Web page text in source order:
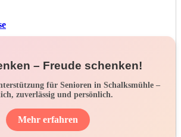
– Freude schenken!
für Senioren in Schalksmühle –
zuverlässig und persönlich.
Mehr erfahren